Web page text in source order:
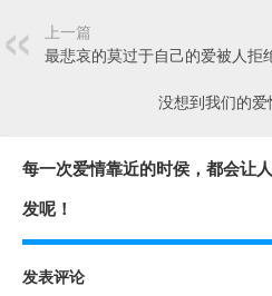
上一篇
最悲哀的莫过于自己的爱被人拒
没想到我们的
每一次爱情靠近的时侯，都会让
发呢！
发表评论